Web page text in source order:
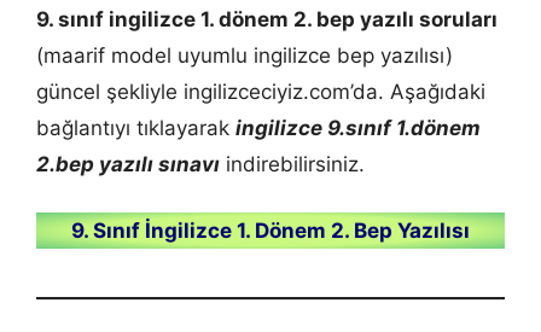
9. sınıf ingilizce 1. dönem 2. bep yazılı soruları
(maarif model uyumlu ingilizce bep yazılısı)
güncel şekliyle ingilizceciyiz.com’da. Aşağıdaki
bağlantıyı tıklayarak ingilizce 9.sınıf 1.dönem
2.bep yazılı sınavı indirebilirsiniz.
9. Sınıf İngilizce 1. Dönem 2. Bep Yazılısı